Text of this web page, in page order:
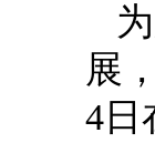
展
4日